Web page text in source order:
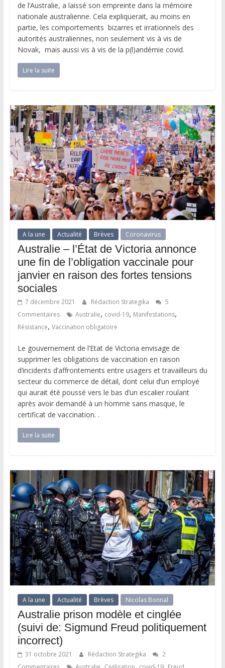
de l’Australie, a laissé son empreinte dans la mémoire
nationale australienne. Cela expliquerait, au moins en
partie, les comportements bizarres et irrationnels des
autorités australiennes, non seulement vis à vis de
Novak, mais aussi vis à vis de la p(l)andémie covid.
Lire la suite
A la une Actualité Brèves Coronavirus
Australie – l’État de Victoria annonce
une fin de l’obligation vaccinale pour
janvier en raison des fortes tensions
sociales
7 décembre 2021 Rédaction Strategika
5
Commentaires
Australie, covid-19, Manifestations,
Résistance, Vaccination obligatoire
Le gouvernement de l’Etat de Victoria envisage de
supprimer les obligations de vaccination en raison
d’incidents d’affrontements entre usagers et travailleurs du
secteur du commerce de détail, dont celui d’un employé
qui aurait été poussé vers le bas d’un escalier roulant
après avoir demandé à un homme sans masque, le
certificat de vaccination. .
Lire la suite
A la une Actualité Brèves Nicolas Bonnal
Australie prison modèle et cinglée
(suivi de: Sigmund Freud politiquement
incorrect)
31 octobre 2021 Rédaction Strategika
2